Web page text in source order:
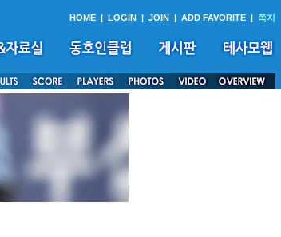
HOME | LOGIN | JOIN | ADD FAVORITE | 쪽지